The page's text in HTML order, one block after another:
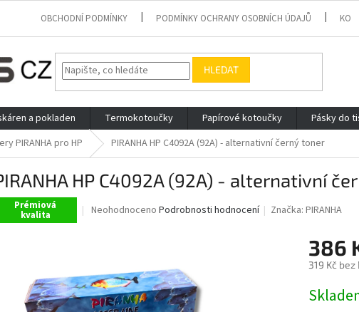
OBCHODNÍ PODMÍNKY PODMÍNKY OCHRANY OSOBNÍCH ÚDAJŮ
HLEDAT
a pokladen Termokotoučky Papírové kotoučky Pásky do
PIRANHA pro HP PIRANHA HP C4092A (92A) - alternativní černý toner
HP C4092A (92A) - alternativní
Prémiová
kvalita
Průměrné
z
5
hvězdiček.
Neohodnoceno Podrobnosti hodnocení Značka:PIRANHA
386
319 Kč bez
cena: